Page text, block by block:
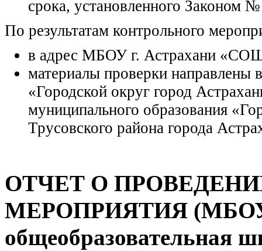
срока, установленного Законом
По результатам контрольного
в адрес МБОУ г. Астрахани
материалы проверки направлены
«Городской округ город
муниципального образования
Трусовского района города
ОТЧЕТ О
МЕРОПРИЯТИЯ (МБОУ
общеобразовательная